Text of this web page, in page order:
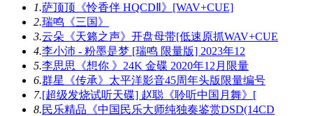
1.萨顶顶《怜香伴 HQCDⅡ》[WAV+CUE]
2.瑞鸣《三国》
3.云朵《天籁之声》开盘母带[低速原抓WAV+CUE
4.李小沛 - 粉墨是梦 [瑞鸣 限量版] 2023年12
5.李思思《想你 》24K 金碟 2020年12月限量
6.群星《传承》太平洋影音45周年头版限量编号
7.[超级发烧试听天碟] 赵聪《聆听中国月舞》[
8.民乐精品《中国民乐大师纯独奏鉴赏DSD(14CD